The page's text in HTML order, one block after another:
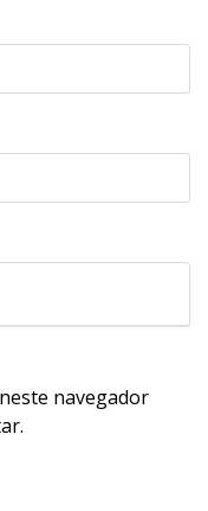
navegador